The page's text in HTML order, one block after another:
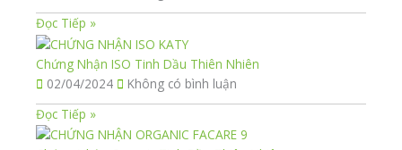
Đọc Tiếp »
Chứng Nhận ISO Tinh Dầu Thiên Nhiên
02/04/2024
Không có bình luận
Đọc Tiếp »